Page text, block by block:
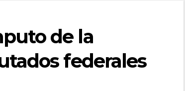
de la
federales